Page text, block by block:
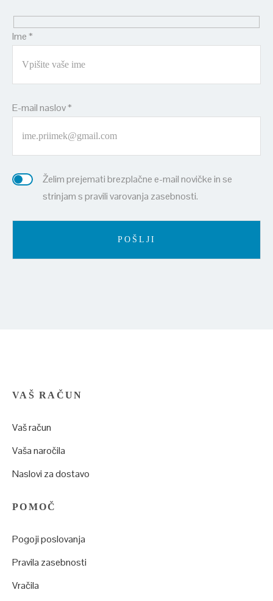
Ime *
E-mail naslov *
Želim prejemati brezplačne e-mail novičke in se
strinjam s pravili varovanja zasebnosti.
VAŠ RAČUN
Vaš račun
Vaša naročila
Naslovi za dostavo
POMOČ
Pogoji poslovanja
Pravila zasebnosti
Vračila